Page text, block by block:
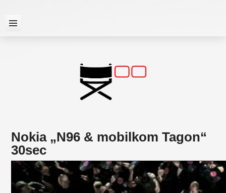
content

Nokia „N96 & mobilkom Tagon“
30sec